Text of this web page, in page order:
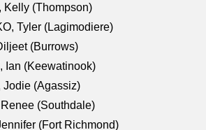
Kelly (Thompson)
Tyler (Lagimodiere)
(Burrows)
Ian (Keewatinook)
Jodie (Agassiz)
(Southdale)
(Fort Richmond)